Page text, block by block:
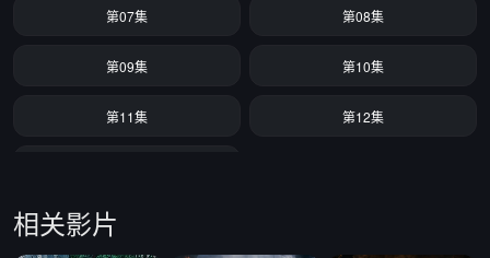
第07集 第08集
第09集 第10集
第11集 第12集
相关影片